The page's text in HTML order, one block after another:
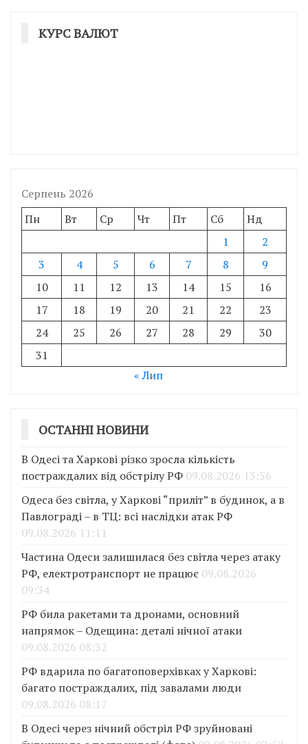
КУРС ВАЛЮТ
Серпень 2026
Пн
Вт Ср Чт Пт Сб
Нд
1
2
3
4 5 6 7 8
9
10
11 12 13 14 15
16
17
18 19 20 21 22
23
24
25 26 27 28 29
30
31
« Лип
ОСТАННІ НОВИНИ
В Одесі та Харкові різко зросла кількість
постраждалих від обстрілу РФ 09.08.2026 13:56
Одеса без світла, у Харкові “приліт” в будинок, а в
Павлограді – в ТЦ: всі наслідки атак РФ
09.08.2026 11:11
Частина Одеси залишилася без світла через атаку
РФ, електротранспорт не працює 09.08.2026
09:34
РФ била ракетами та дронами, основний
напрямок – Одещина: деталі нічної атаки
09.08.2026 08:32
РФ вдарила по багатоповерхівках у Харкові:
багато постраждалих, під завалами люди
09.08.2026 08:17
В Одесі через нічний обстріл РФ зруйновані